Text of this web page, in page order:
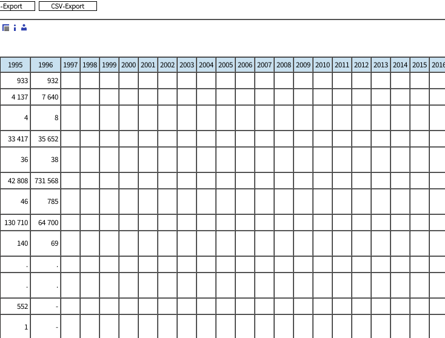
1995 1996 1997 1998 1999 2000 2001 2002 2003 2004 2005 2006 2007 2008 2009 2010 2011 2012 2013 2014 2015
933
932
4 137
7 640
4
8
33 417
35 652
36
38
42 808
731 568
46
785
130 710
64 700
140
69
.
.
.
.
552
-
1
-